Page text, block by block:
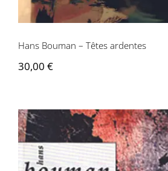
Hans Bouman – Têtes ardentes
30,00 €